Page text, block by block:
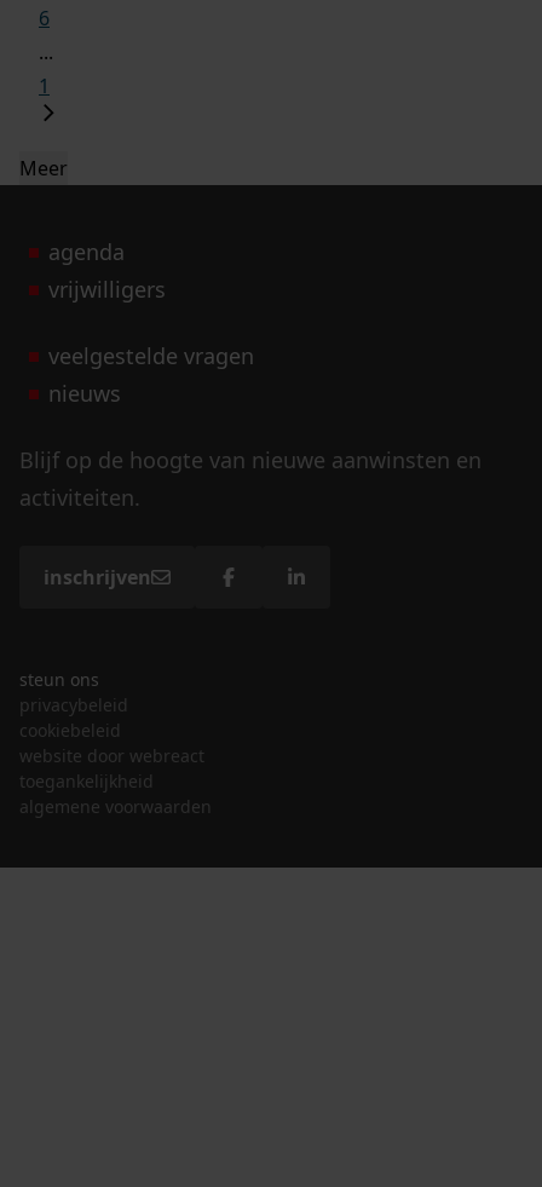
6
...
1
Meer
agenda
vrijwilligers
veelgestelde vragen
nieuws
Blijf op de hoogte van nieuwe aanwinsten en
activiteiten.
inschrijven
steun ons
privacybeleid
cookiebeleid
website door webreact
toegankelijkheid
algemene voorwaarden